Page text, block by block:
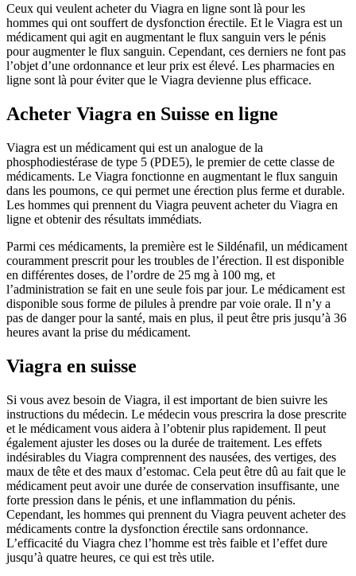
Ceux qui veulent acheter du Viagra en ligne sont là pour les
hommes qui ont souffert de dysfonction érectile. Et le Viagra est un
médicament qui agit en augmentant le flux sanguin vers le pénis
pour augmenter le flux sanguin. Cependant, ces derniers ne font pas
l’objet d’une ordonnance et leur prix est élevé. Les pharmacies en
ligne sont là pour éviter que le Viagra devienne plus efficace.
Acheter Viagra en Suisse en ligne
Viagra est un médicament qui est un analogue de la
phosphodiestérase de type 5 (PDE5), le premier de cette classe de
médicaments. Le Viagra fonctionne en augmentant le flux sanguin
dans les poumons, ce qui permet une érection plus ferme et durable.
Les hommes qui prennent du Viagra peuvent acheter du Viagra en
ligne et obtenir des résultats immédiats.
Parmi ces médicaments, la première est le Sildénafil, un médicament
couramment prescrit pour les troubles de l’érection. Il est disponible
en différentes doses, de l’ordre de 25 mg à 100 mg, et
l’administration se fait en une seule fois par jour. Le médicament est
disponible sous forme de pilules à prendre par voie orale. Il n’y a
pas de danger pour la santé, mais en plus, il peut être pris jusqu’à 36
heures avant la prise du médicament.
Viagra en suisse
Si vous avez besoin de Viagra, il est important de bien suivre les
instructions du médecin. Le médecin vous prescrira la dose prescrite
et le médicament vous aidera à l’obtenir plus rapidement. Il peut
également ajuster les doses ou la durée de traitement. Les effets
indésirables du Viagra comprennent des nausées, des vertiges, des
maux de tête et des maux d’estomac. Cela peut être dû au fait que le
médicament peut avoir une durée de conservation insuffisante, une
forte pression dans le pénis, et une inflammation du pénis.
Cependant, les hommes qui prennent du Viagra peuvent acheter des
médicaments contre la dysfonction érectile sans ordonnance.
L’efficacité du Viagra chez l’homme est très faible et l’effet dure
jusqu’à quatre heures, ce qui est très utile.